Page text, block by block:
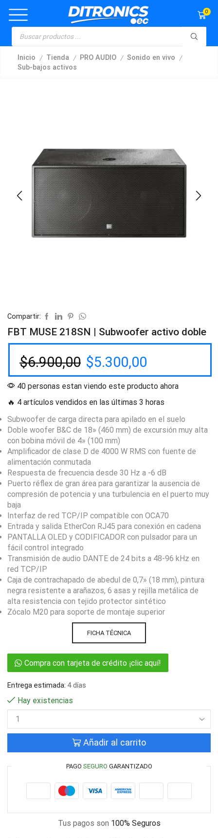
0
Inicio / Tienda / PRO AUDIO / Sonido en vivo /
Sub-bajos activos
Compartir:
FBT MUSE 218SN | Subwoofer activo doble
$6.900,00 $5.300,00
40 personas estan viendo este producto ahora
🔥 4 artículos vendidos en las últimas 3 horas
Subwoofer de carga directa para apilado en el suelo
Doble woofer B&C de 18» (460 mm) de excursión muy alta
con bobina móvil de 4» (100 mm)
Amplificador de clase D de 4000 W RMS con fuente de
alimentación conmutada
Respuesta de frecuencia desde 30 Hz a -6 dB
Puerto réflex de gran área para garantizar la ausencia de
compresión de potencia y una turbulencia en el puerto muy
baja
Interfaz de red TCP/IP compatible con OCA70
Entrada y salida EtherCon RJ45 para conexión en cadena
PANTALLA OLED y CODIFICADOR con pulsador para un
fácil control integrado
Transmisión de audio DANTE de 24 bits a 48-96 kHz en
red TCP/IP
Caja de contrachapado de abedul de 0,7» (18 mm), pintura
negra resistente a arañazos, 6 asas y rejilla metálica de
alta resistencia con tejido protector sintético
Zócalo M20 para soporte de montaje superior
FICHA TÉCNICA
Compra con tarjeta de crédito ¡clic aquí!
Entrega estimada: 4 días
Hay existencias
Añadir al carrito
PAGO SEGURO GARANTIZADO
Tus pagos son 100% Seguros